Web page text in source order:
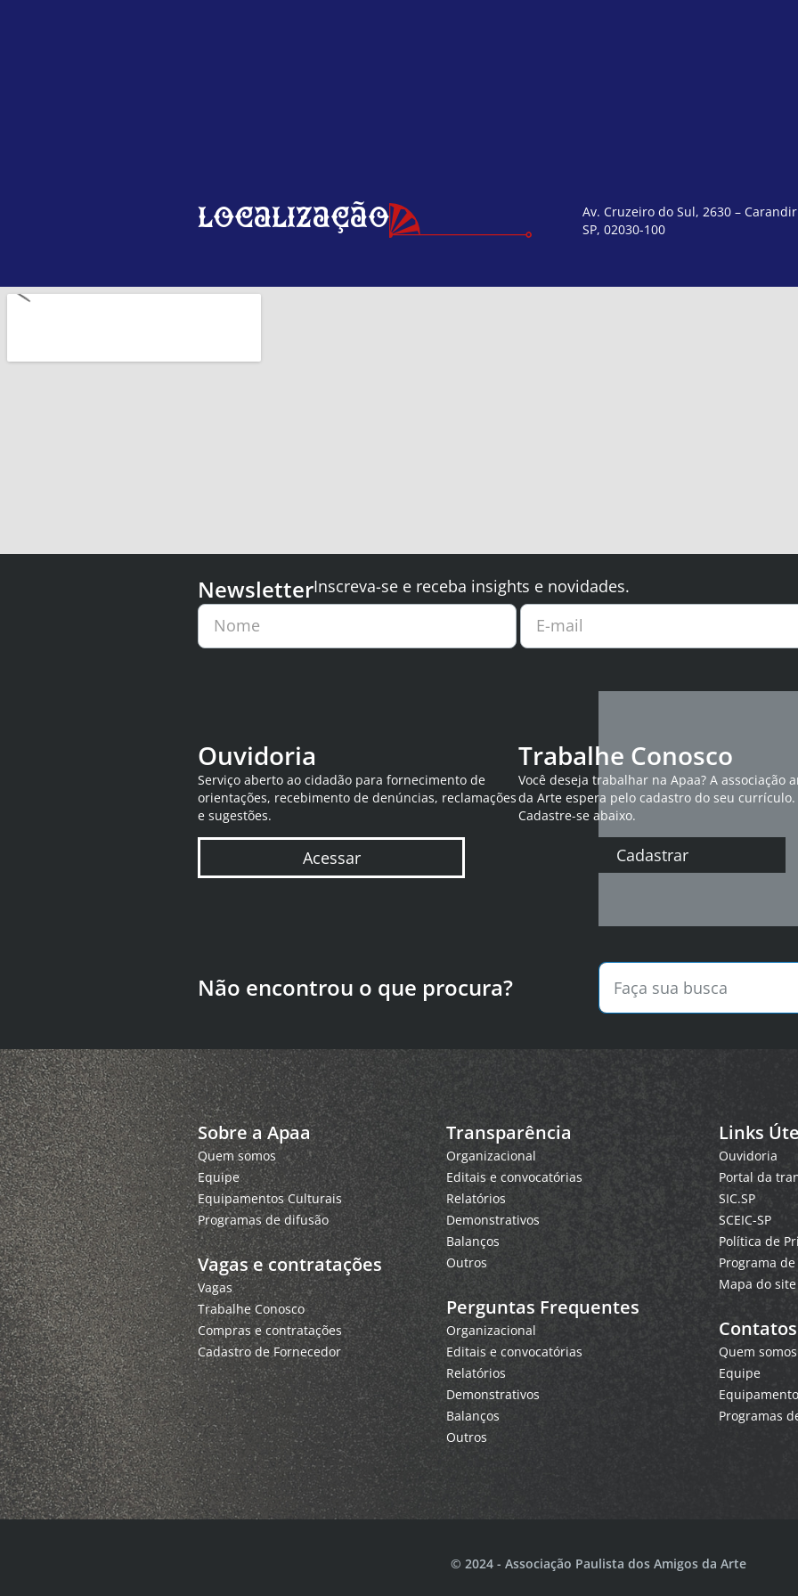
Localização
Av. Cruzeiro do Sul, 2630 –
SP, 02030-100
NewsletterInscreva-se e receba insights e novidades.
Nome
E-mail
Ouvidoria
Serviço aberto ao cidadão para fornecimento de
orientações, recebimento de denúncias, reclamações
e sugestões.
Acessar
Trabalhe Conosco
Você deseja trabalhar na Apaa? A associação
da Arte espera pelo cadastro do seu currículo.
Cadastre-se abaixo.
Cadastrar
Não encontrou o que procura?
Sobre a Apaa
Quem somos
Equipe
Equipamentos Culturais
Programas de difusão
Vagas e contratações
Vagas
Trabalhe Conosco
Compras e contratações
Cadastro de Fornecedor
Transparência
Organizacional
Editais e convocatórias
Relatórios
Demonstrativos
Balanços
Outros
Perguntas Frequentes
Organizacional
Editais e convocatórias
Relatórios
Demonstrativos
Balanços
Outros
Links
Ouvidoria
Portal da
SIC.SP
SCEIC-SP
Política de
Programa
Mapa do site
Contatos
Quem somos
Equipe
Programas
© 2024 - Associação Paulista dos Amigos da Arte